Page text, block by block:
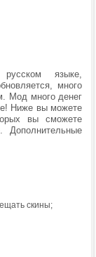
языке,
много
Мод много денег
Ниже вы можете
вы сможете
Дополнительные
скины;